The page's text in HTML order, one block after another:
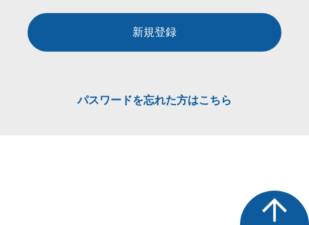
新規登録
パスワードを忘れた方はこちら